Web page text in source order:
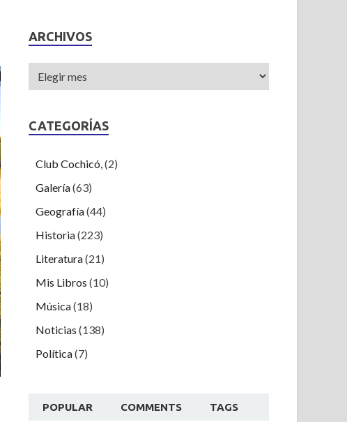
ARCHIVOS
CATEGORÍAS
Club Cochicó,(2)
Galería(63)
Geografía(44)
Historia(223)
Literatura(21)
Mis Libros (10)
Música(18)
Noticias (138)
Política(7)
POPULAR COMMENTS TAGS